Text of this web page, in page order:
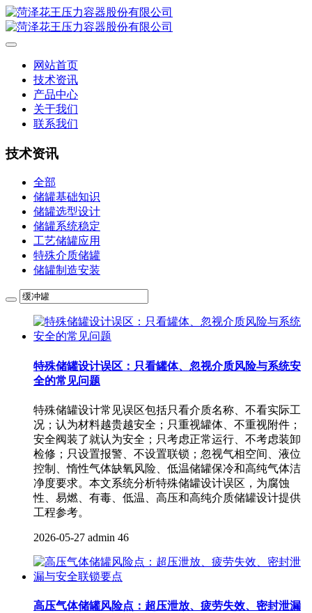
网站首页
技术资讯
产品中心
关于我们
联系我们
技术资讯
全部
储罐基础知识
储罐选型设计
储罐系统稳定
工艺储罐应用
特殊介质储罐
储罐制造安装
特殊储罐设计误区：只看罐体、忽视介质风险与系统安
全的常见问题
特殊储罐设计常见误区包括只看介质名称、不看实际工
况；认为材料越贵越安全；只重视罐体、不重视附件；
安全阀装了就认为安全；只考虑正常运行、不考虑装卸
检修；只设置报警、不设置联锁；忽视气相空间、液位
控制、惰性气体缺氧风险、低温储罐保冷和高纯气体洁
净度要求。本文系统分析特殊储罐设计误区，为腐蚀
性、易燃、有毒、低温、高压和高纯介质储罐设计提供
工程参考。
2026-05-27 admin 46
高压气体储罐风险点：超压泄放、疲劳失效、密封泄漏